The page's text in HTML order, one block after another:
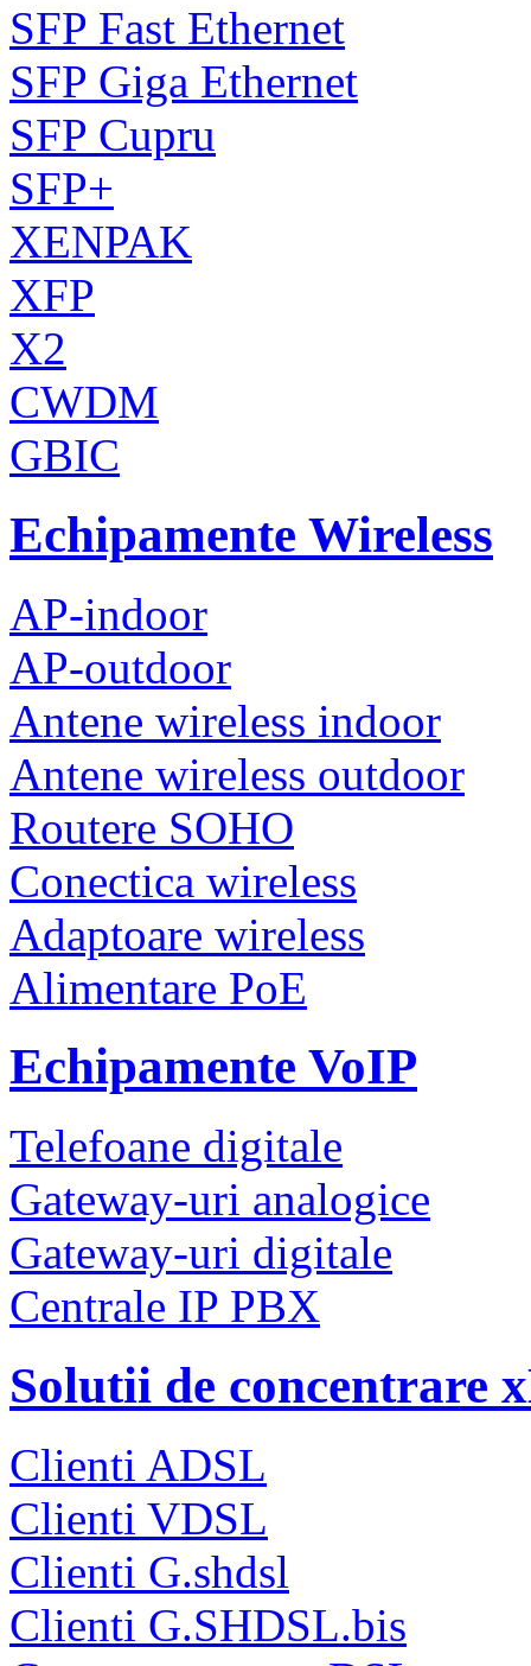
SFP Fast Ethernet
SFP Giga Ethernet
SFP Cupru
SFP+
XENPAK
XFP
X2
CWDM
GBIC
Echipamente Wireless
AP-indoor
AP-outdoor
Antene wireless indoor
Antene wireless outdoor
Routere SOHO
Conectica wireless
Adaptoare wireless
Alimentare PoE
Echipamente VoIP
Telefoane digitale
Gateway-uri analogice
Gateway-uri digitale
Centrale IP PBX
Solutii de concentrare
Clienti ADSL
Clienti VDSL
Clienti G.shdsl
Clienti G.SHDSL.bis